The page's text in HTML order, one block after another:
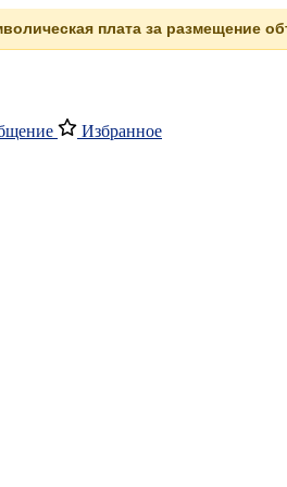
плата за размещение
Избранное